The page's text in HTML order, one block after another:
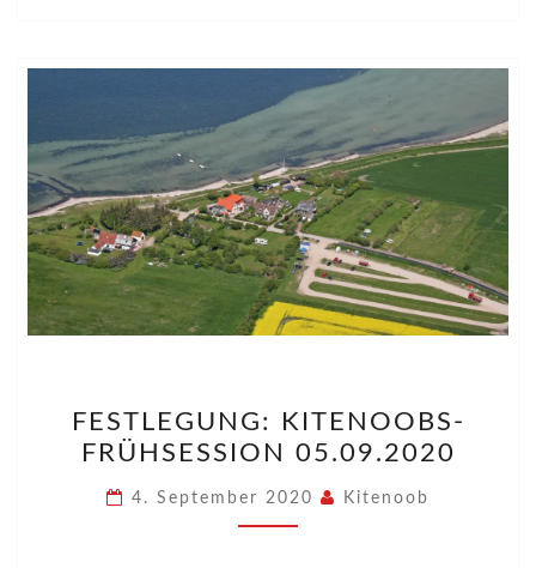
KITENOOBS-
FRÜHSESSION
05.09.2020
FESTLEGUNG: KITENOOBS-
FRÜHSESSION 05.09.2020
4. September 2020 Kitenoob